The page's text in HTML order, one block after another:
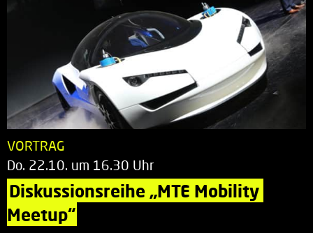
VORTRAG
Do. 22.10. um 16.30 Uhr
Diskussionsreihe „MTE Mobility
Meetup“